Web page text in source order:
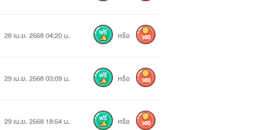
28 เม.ย. 2568 04:20 น. หรือ 300
29 เม.ย. 2568 03:09 น. หรือ 300
29 เม.ย. 2568 18:54 น. หรือ 300